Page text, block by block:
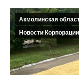
Акмолинская
Новости Корпорации